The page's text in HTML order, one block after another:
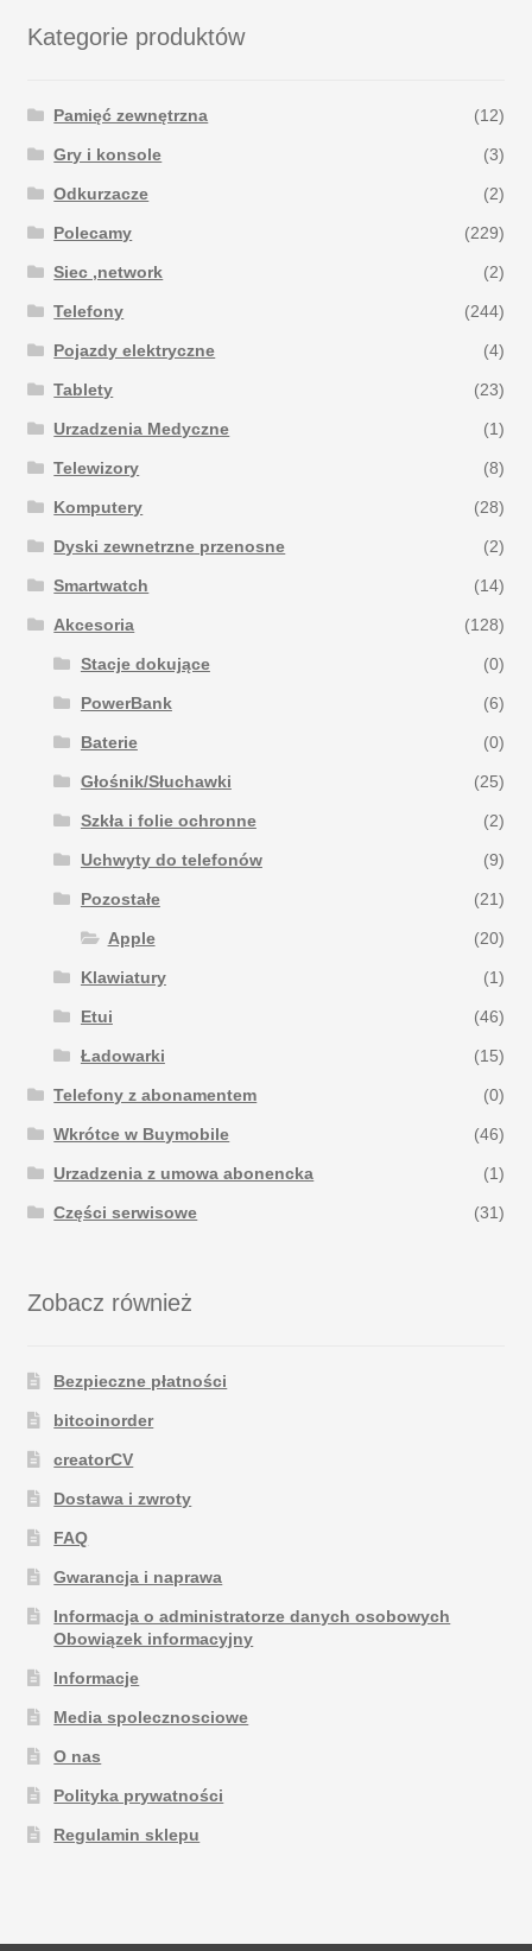
Kategorie produktów
Pamięć zewnętrzna (12)
Gry i konsole (3)
Odkurzacze (2)
Polecamy (229)
Siec ,network (2)
Telefony (244)
Pojazdy elektryczne (4)
Tablety (23)
Urzadzenia Medyczne (1)
Telewizory (8)
Komputery (28)
Dyski zewnetrzne przenosne (2)
Smartwatch (14)
Akcesoria (128)
Stacje dokujące (0)
PowerBank (6)
Baterie (0)
Głośnik/Słuchawki (25)
Szkła i folie ochronne (2)
Uchwyty do telefonów (9)
Pozostałe (21)
Apple (20)
Klawiatury (1)
Etui (46)
Ładowarki (15)
Telefony z abonamentem (0)
Wkrótce w Buymobile (46)
Urzadzenia z umowa abonencka (1)
Części serwisowe (31)
Zobacz również
Bezpieczne płatności
bitcoinorder
creatorCV
Dostawa i zwroty
FAQ
Gwarancja i naprawa
Informacja o administratorze danych osobowych
Obowiązek informacyjny
Informacje
Media spolecznosciowe
O nas
Polityka prywatności
Regulamin sklepu